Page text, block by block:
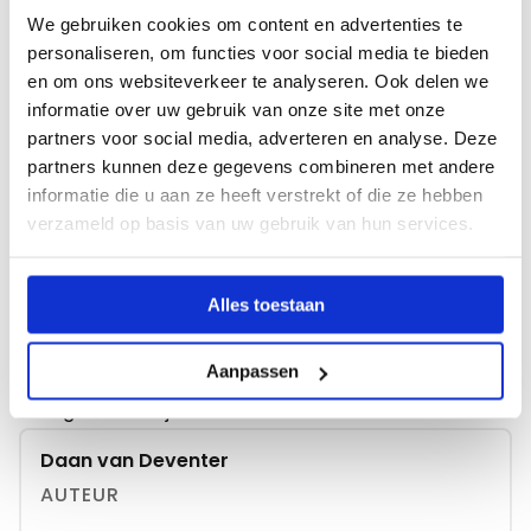
We gebruiken cookies om content en advertenties te
personaliseren, om functies voor social media te bieden
en om ons websiteverkeer te analyseren. Ook delen we
informatie over uw gebruik van onze site met onze
partners voor social media, adverteren en analyse. Deze
partners kunnen deze gegevens combineren met andere
informatie die u aan ze heeft verstrekt of die ze hebben
verzameld op basis van uw gebruik van hun services.
Alles toestaan
Aanpassen
even door die on­ge­mak­ke­lijk­heid heen. We zijn men­
sen en we moe­ten aan el­kaar wen­nen. Het leuke van
po­si­tie­ve ener­gie in de groep gooi­en is dat het een
kant laat zien die je graag laat zien en het biedt basis
voor po­si­tief con­tact met de klas. Ui­ter­aard is een
ener­gi­zer slechts een oe­fe­ning die je hier­voor kan
ge­brui­ken maar zijn er tal van din­gen die je kan doen
En­thou­si­ast over spel in de klas? Down­load dan hier
Deze maand zul­len wij elke week 3
Daan van Deventer
AUTEUR